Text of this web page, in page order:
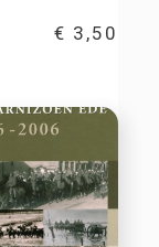
€ 3,50